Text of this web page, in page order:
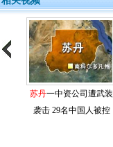
苏丹一中资公司遭武装
袭击 29名中国人被控